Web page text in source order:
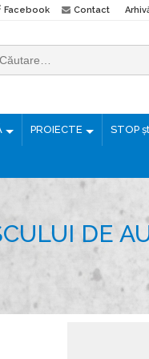
Facebook Contact
PROIECTE STOP
DE